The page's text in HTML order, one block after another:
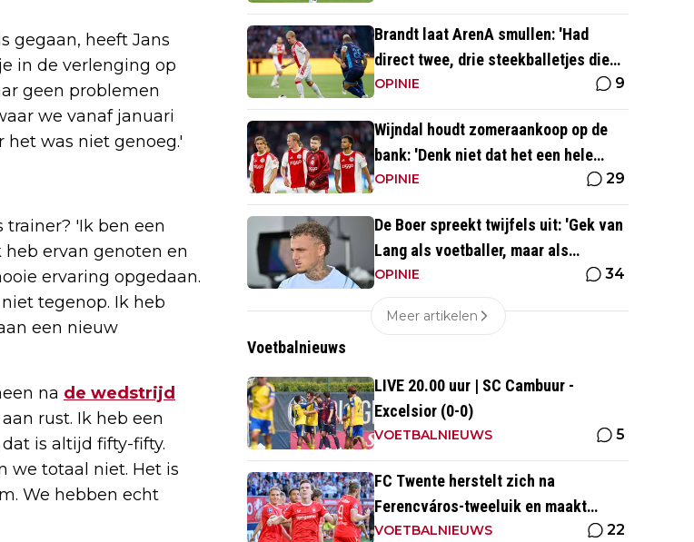
gegaan, heeft Jans
in de verlenging op
geen problemen
we vanaf januari
was niet genoeg.'
'Ik ben een
ervan genoten en
ervaring opgedaan.
tegenop. Ik heb
een nieuw
na de wedstrijd
rust. Ik heb een
is altijd fifty-fifty.
we totaal niet. Het is
We hebben echt
Brandt laat ArenA smullen: 'Had
direct twee, drie steekballetjes die
gewoon perfect waren'
OPINIE 9
Wijndal houdt zomeraankoop op de
bank: 'Denk niet dat het een hele
goede verdediger is'
OPINIE 29
De Boer spreekt twijfels uit: 'Gek van
Lang als voetballer, maar als
persoonlijkheid niet'
OPINIE 34
Meer artikelen
Voetbalnieuws
LIVE 20.00 uur | SC Cambuur -
Excelsior (0-0)
VOETBALNIEUWS 5
FC Twente herstelt zich na
Ferencváros-tweeluik en maakt
gehakt van Slowaakse opponent
VOETBALNIEUWS 22